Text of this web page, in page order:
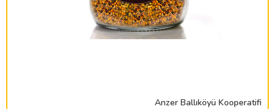
Anzer Ballıköyü Kooperatifi